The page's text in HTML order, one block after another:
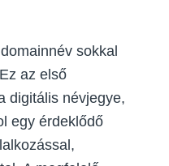
sokkal
az első
digitális névjegye,
egy érdeklődő